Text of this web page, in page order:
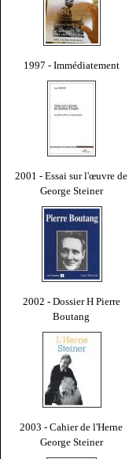
1997 - Immédiatement
2001 - Essai sur l'œuvre de
George Steiner
2002 - Dossier H Pierre
Boutang
2003 - Cahier de l'Herne
George Steiner